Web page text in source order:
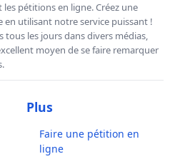
pétitions en ligne. Créez une
utilisant notre service puissant !
les jours dans divers médias,
moyen de se faire remarquer
Plus
Faire une pétition en
ligne